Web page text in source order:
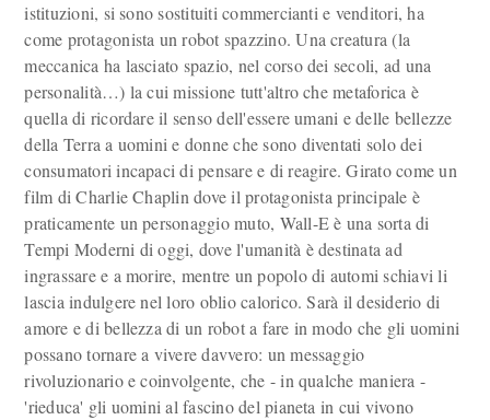
istituzioni, si sono sostituiti commercianti e venditori, ha
come protagonista un robot spazzino. Una creatura (la
meccanica ha lasciato spazio, nel corso dei secoli, ad una
personalità…) la cui missione tutt'altro che metaforica è
quella di ricordare il senso dell'essere umani e delle bellezze
della Terra a uomini e donne che sono diventati solo dei
consumatori incapaci di pensare e di reagire. Girato come un
film di Charlie Chaplin dove il protagonista principale è
praticamente un personaggio muto, Wall-E è una sorta di
Tempi Moderni di oggi, dove l'umanità è destinata ad
ingrassare e a morire, mentre un popolo di automi schiavi li
lascia indulgere nel loro oblio calorico. Sarà il desiderio di
amore e di bellezza di un robot a fare in modo che gli uomini
possano tornare a vivere davvero: un messaggio
rivoluzionario e coinvolgente, che - in qualche maniera -
'rieduca' gli uomini al fascino del pianeta in cui vivono